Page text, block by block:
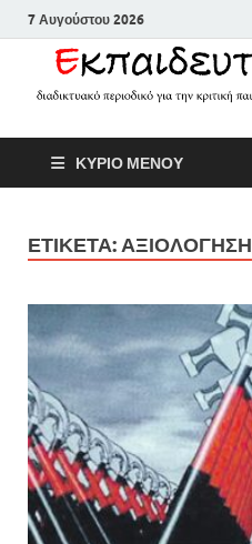
7 Αυγούστου 2026
ΚΥΡΙΟ ΜΕΝΟΥ
ΕΤΙΚΕΤΑ:ΑΞΙΟΛΟΓΗΣΗ